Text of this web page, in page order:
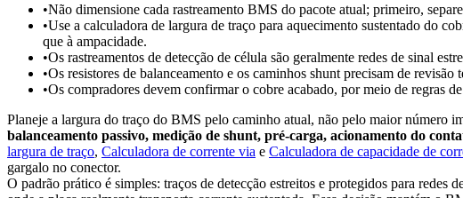
•Não dimensione cada rastreamento BMS do pacote atual; primeiro,
•Use a calculadora de largura de traço para aquecimento sustentado do
que à ampacidade.
•Os rastreamentos de detecção de célula são geralmente redes de sinal
•Os resistores de balanceamento e os caminhos shunt precisam de
•Os compradores devem confirmar o cobre acabado, por meio de regras
Planeje a largura do traço do BMS pelo caminho atual, não pelo maior número
balanceamento passivo, medição de shunt, pré-carga, acionamento do
largura de traço, Calculadora de corrente via e Calculadora de capacidade de
gargalo no conector.
O padrão prático é simples: traços de detecção estreitos e protegidos para redes